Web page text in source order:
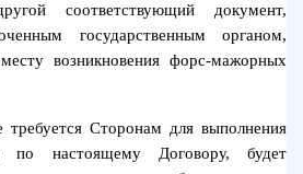
соответствующий документ,
государственным органом,
возникновения форс-мажорных
требуется Сторонам для выполнения
по настоящему Договору, будет